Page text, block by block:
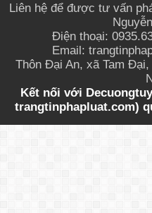
Liên hệ để được tư vấn
Điện thoại:
Email:
Thôn Đại An, xã Tam
Kết nối với
trangtinphapluat.com)